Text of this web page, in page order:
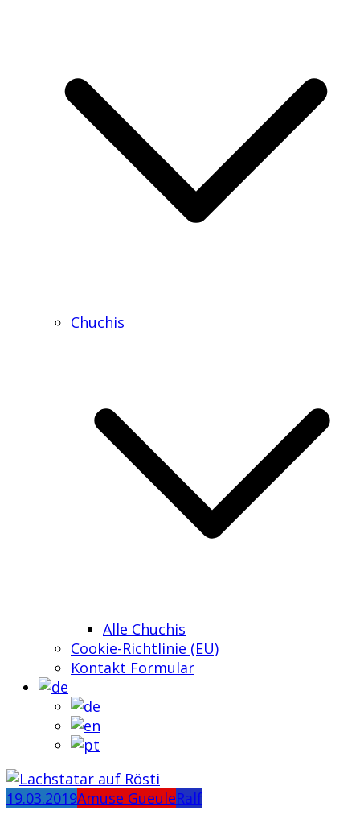
Chuchis
Alle Chuchis
Cookie-Richtlinie (EU)
Kontakt Formular
19.03.2019Amuse GueuleRalf